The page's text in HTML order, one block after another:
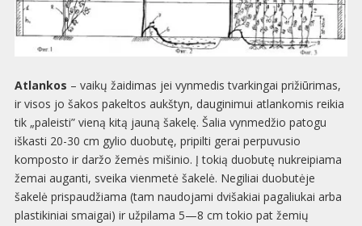
Atlankos – vaikų žaidimas jei vynmedis tvarkingai prižiūrimas,
ir visos jo šakos pakeltos aukštyn, dauginimui atlankomis reikia
tik „paleisti” vieną kitą jauną šakelę. Šalia vynmedžio patogu
iškasti 20-30 cm gylio duobutę, pripilti gerai perpuvusio
komposto ir daržo žemės mišinio. Į tokią duobutę nukreipiama
žemai auganti, sveika vienmetė šakelė. Negiliai duobutėje
šakelė prispaudžiama (tam naudojami dvišakiai pagaliukai arba
plastikiniai smaigai) ir užpilama 5—8 cm tokio pat žemių